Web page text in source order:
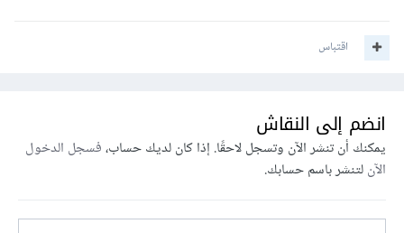
اقتباس
انضم إلى النقاش
يمكنك أن تنشر الآن وتسجل لاحقًا. إذا كان لديك حساب،فسجل الدخول
الآنلتنشر باسم حسابك.